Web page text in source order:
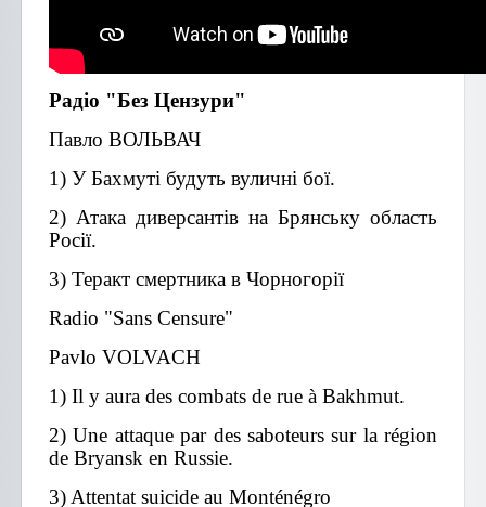
Радіо "Без Цензури"
Павло ВОЛЬВАЧ
1) У Бахмуті будуть вуличні бої.
2) Атака диверсантів на Брянську область
Росії.
3) Теракт смертника в Чорногорії
Radio "Sans Censure"
Pavlo VOLVACH
1) Il y aura des combats de rue à Bakhmut.
2) Une attaque par des saboteurs sur la région
de Bryansk en Russie.
3) Attentat suicide au Monténégro